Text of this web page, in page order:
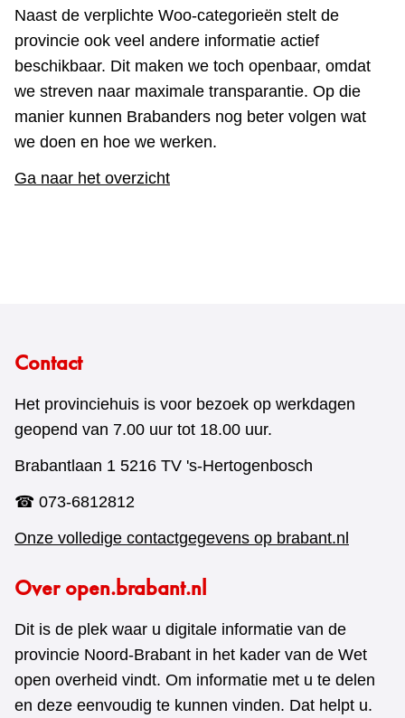
Naast de verplichte Woo‑categorieën stelt de
provincie ook veel andere informatie actief
beschikbaar. Dit maken we toch openbaar, omdat
we streven naar maximale transparantie. Op die
manier kunnen Brabanders nog beter volgen wat
we doen en hoe we werken.
Ga naar het overzicht
Contact
Het provinciehuis is voor bezoek op werkdagen
geopend van 7.00 uur tot 18.00 uur.
Brabantlaan 1 5216 TV 's-Hertogenbosch
☎ 073-6812812
Onze volledige contactgegevens op brabant.nl
Over open.brabant.nl
Dit is de plek waar u digitale informatie van de
provincie Noord-Brabant in het kader van de Wet
open overheid vindt. Om informatie met u te delen
en deze eenvoudig te kunnen vinden. Dat helpt u.